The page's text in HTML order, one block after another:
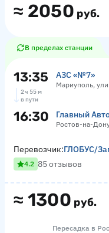
≈ 2050 руб.
В пределах станции
13:35 АЗС «№7»
Мариуполь,
2 ч 55 м
в пути
16:30 Главный
Ростов-на-
≈ 1300 руб.
Перевозчик:ГЛОБУС/
4.2 85 отзывов
Пересадка в